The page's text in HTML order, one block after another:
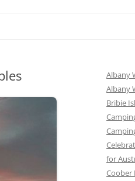
Albany
Albany
Bribie
for
Coober